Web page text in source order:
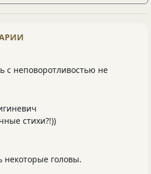
с неповоротливостью не
стихи?!))
головы.